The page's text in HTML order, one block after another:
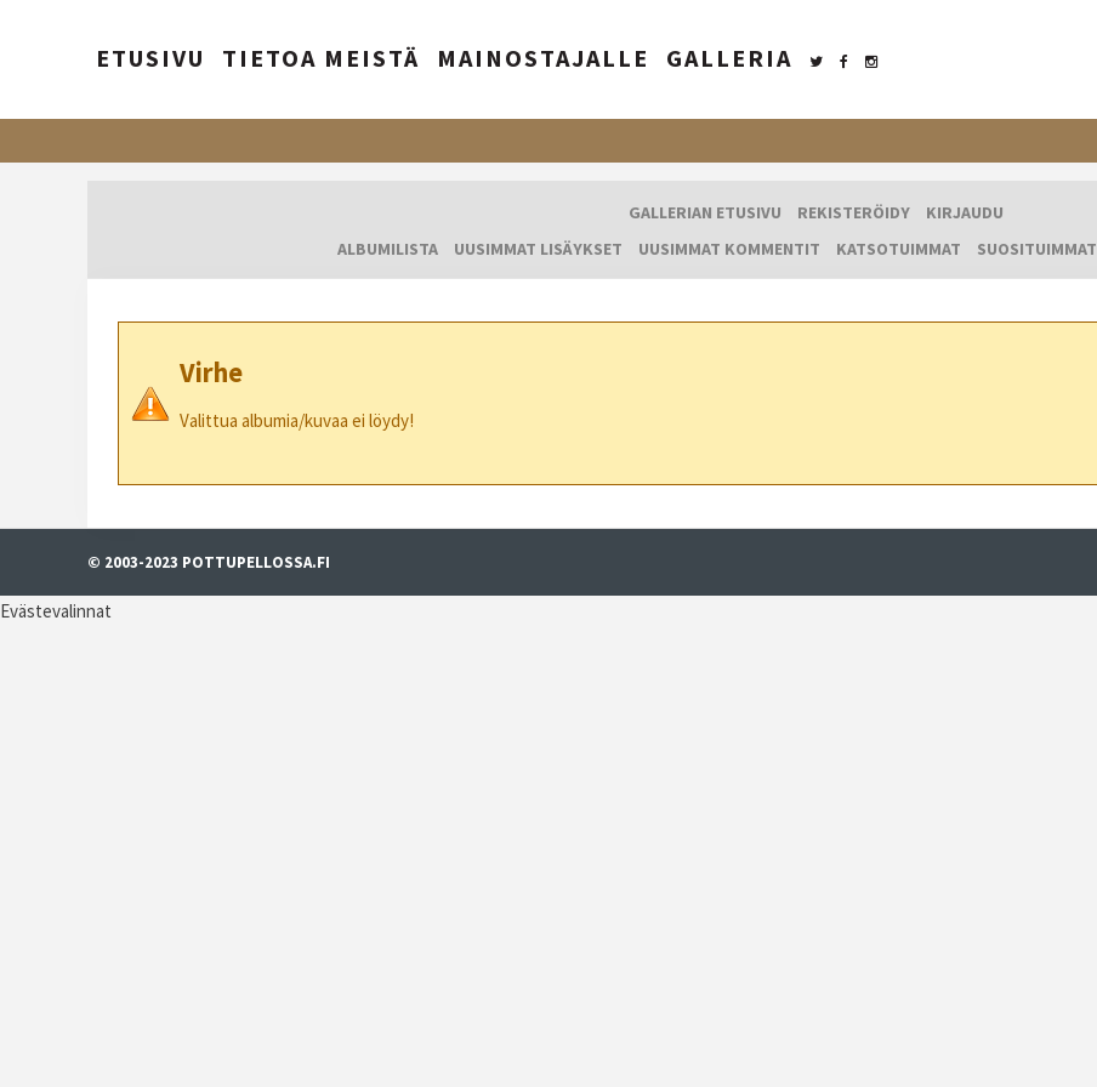
ETUSIVU TIETOA MEISTÄ MAINOSTAJALLE GALLERIA
GALLERIAN ETUSIVU REKISTERÖIDY
KIRJAUDU
ALBUMILISTA
UUSIMMAT LISÄYKSET UUSIMMAT KOMMENTIT KATSOTUIMMAT SUOSITUIMMAT
Virhe
Valittua albumia/kuvaa ei löydy!
© 2003-2023 POTTUPELLOSSA.FI
Evästevalinnat